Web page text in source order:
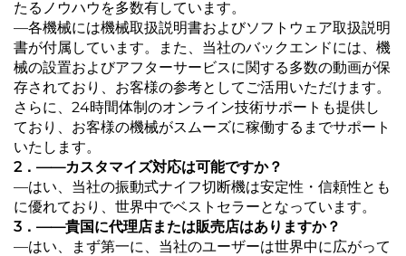
たるノウハウを多数有しています。
―各機械には機械取扱説明書およびソフトウェア取扱説明
書が付属しています。また、当社のバックエンドには、機
械の設置およびアフターサービスに関する多数の動画が保
存されており、お客様の参考としてご活用いただけます。
さらに、24時間体制のオンライン技術サポートも提供し
ており、お客様の機械がスムーズに稼働するまでサポート
いたします。
2．――カスタマイズ対応は可能ですか？
―はい、当社の振動式ナイフ切断機は安定性・信頼性とも
に優れており、世界中でベストセラーとなっています。
3．――貴国に代理店または販売店はありますか？
―はい、まず第一に、当社のユーザーは世界中に広がって